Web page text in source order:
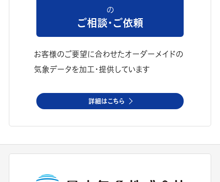
の
ご相談・ご依頼
お客様のご要望に合わせたオーダーメイドの
気象データを加工・提供しています
詳細はこちら